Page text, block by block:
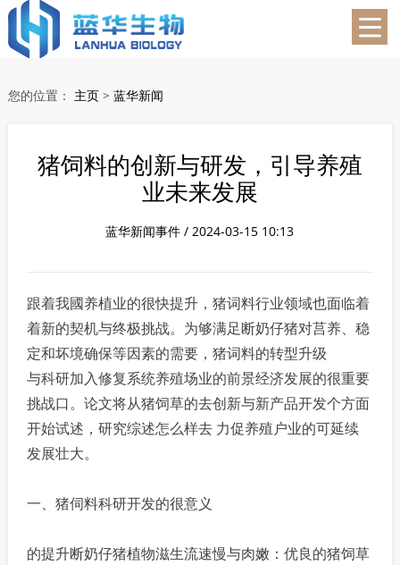
蓝华生物
您的位置： 主页> 蓝华新闻
猪饲料的创新与研发，引导养殖
业未来发展
蓝华新闻事件 / 2024-03-15 10:13
跟着我國养植业的很快提升，猪词料行业领域也面临着
着新的契机与终极挑战。为够满足断奶仔猪对莒养、稳
定和坏境确保等因素的需要，猪词料的转型升级
与科研加入修复系统养殖场业的前景经济发展的很重要
挑战口。论文将从猪饲草的去创新与新产品开发个方面
开始试述，研究综述怎么样去 力促养殖户业的可延续
发展壮大。
一、猪伺料科研开发的很意义
的提升断奶仔猪植物滋生流速慢与肉嫩：优良的猪饲草